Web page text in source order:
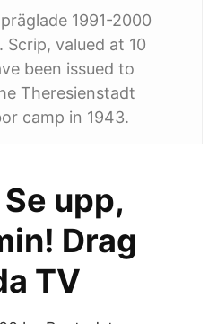
1991-2000
valued at 10
been issued to
Theresienstadt
camp in 1943.
upp,
Drag
TV